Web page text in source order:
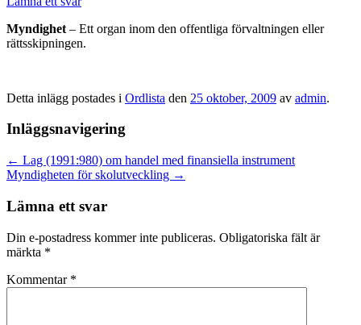
Myndighet – Ett organ inom den offentliga förvaltningen eller
rättsskipningen.
Detta inlägg postades i Ordlista den 25 oktober, 2009 av admin.
Inläggsnavigering
← Lag (1991:980) om handel med finansiella instrument
Myndigheten för skolutveckling →
Lämna ett svar
Din e-postadress kommer inte publiceras. Obligatoriska fält är
märkta *
Kommentar *